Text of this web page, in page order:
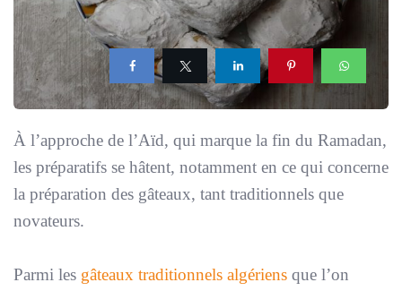
À l’approche de l’Aïd, qui marque la fin du Ramadan,
les préparatifs se hâtent, notamment en ce qui concerne
la préparation des gâteaux, tant traditionnels que
novateurs.
Parmi les gâteaux traditionnels algériens que l’on